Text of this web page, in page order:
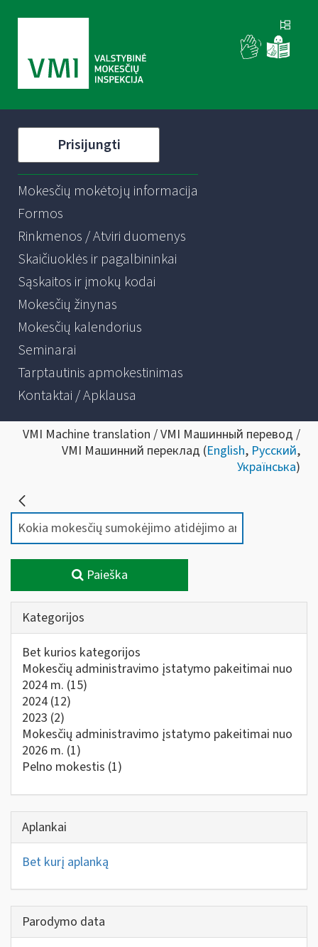
Prisijungti
Mokesčių mokėtojų informacija
Formos
Rinkmenos / Atviri duomenys
Skaičiuoklės ir pagalbininkai
Sąskaitos ir įmokų kodai
Mokesčių žinynas
Mokesčių kalendorius
Seminarai
Tarptautinis apmokestinimas
Kontaktai / Apklausa
VMI Machine translation / VMI Машинный перевод /
VMI Машинний переклад (English, Русский,
Українська)
Paieška
Kategorijos
Bet kurios kategorijos
Mokesčių administravimo įstatymo pakeitimai nuo
2024 m. (15)
2024 (12)
2023 (2)
Mokesčių administravimo įstatymo pakeitimai nuo
2026 m. (1)
Pelno mokestis (1)
Aplankai
Bet kurį aplanką
Parodymo data